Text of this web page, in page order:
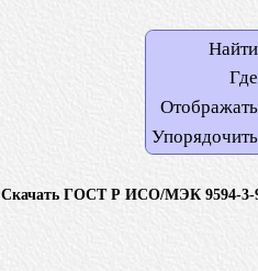
Скачать ГОСТ Р ИСО/МЭК 9594-3-98